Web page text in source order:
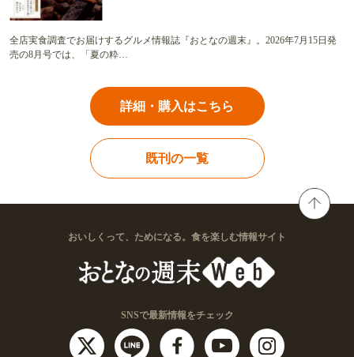
全店実食調査でお届けするグルメ情報誌『おとなの週末』。2026年7月15日発
売の8月号では、「夏の粋…
詳細・購入はこちら
既刊の一覧
おいしくって、ためになる。食を楽しむ情報サイト
SNSで最新情報をチェック